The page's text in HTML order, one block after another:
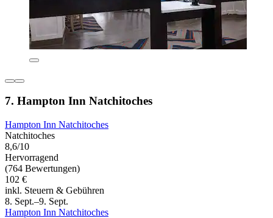
7. Hampton Inn Natchitoches
Hampton Inn Natchitoches
Natchitoches
8,6/10
Hervorragend
(764 Bewertungen)
102 €
inkl. Steuern & Gebühren
8. Sept.–9. Sept.
Hampton Inn Natchitoches